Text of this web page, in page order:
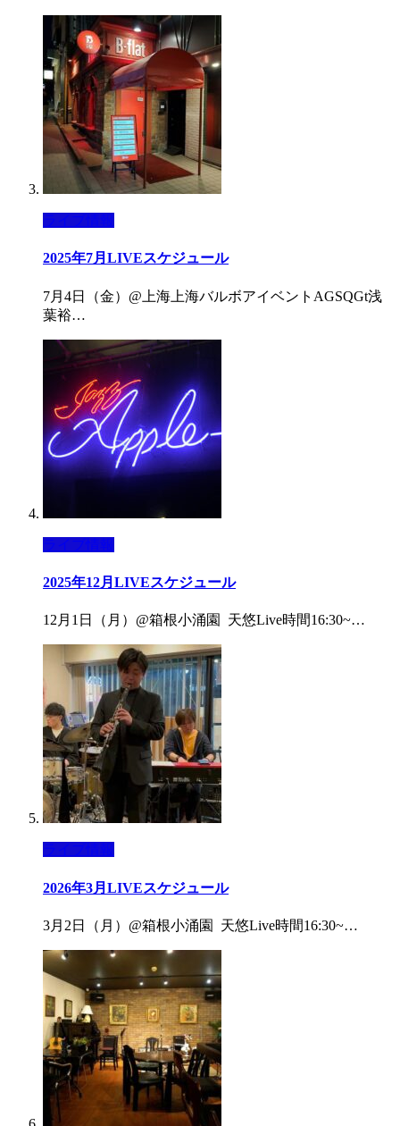
ライブ情報
2025年7月LIVEスケジュール
7月4日（金）@上海上海バルボアイベントAGSQGt浅
葉裕…
ライブ情報
2025年12月LIVEスケジュール
12月1日（月）@箱根小涌園 天悠Live時間16:30~…
ライブ情報
2026年3月LIVEスケジュール
3月2日（月）@箱根小涌園 天悠Live時間16:30~…